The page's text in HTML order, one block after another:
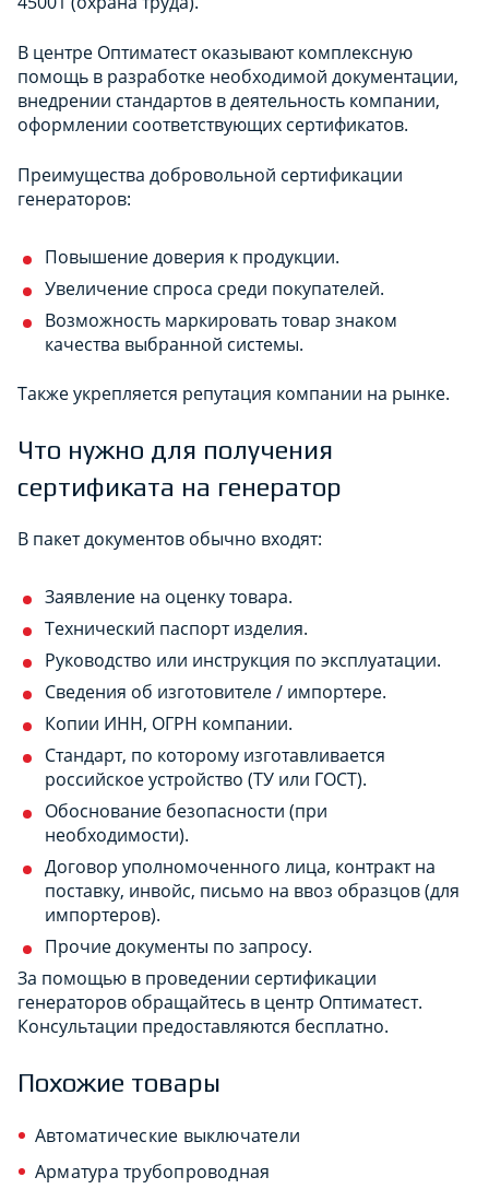
В центре Оптиматест оказывают комплексную
помощь в разработке необходимой документации,
внедрении стандартов в деятельность компании,
оформлении соответствующих сертификатов.
Преимущества добровольной сертификации
генераторов:
Повышение доверия к продукции.
Увеличение спроса среди покупателей.
Возможность маркировать товар знаком
качества выбранной системы.​
Также укрепляется репутация компании на рынке.
Что нужно для получения
сертификата на генератор
В пакет документов обычно входят:
Заявление на оценку товара.​
Технический паспорт изделия.​
Руководство или инструкция по эксплуатации.​
Сведения об изготовителе / импортере.​
Копии ИНН, ОГРН компании.​
Стандарт, по которому изготавливается
российское устройство (ТУ или ГОСТ).​
Обоснование безопасности (при
необходимости).​
Договор уполномоченного лица, контракт на
поставку, инвойс, письмо на ввоз образцов (для
импортеров).​
Прочие документы по запросу.​
За помощью в проведении сертификации
генераторов обращайтесь в центр Оптиматест.
Консультации предоставляются бесплатно.
Похожие товары
Автоматические выключатели
Арматура трубопроводная